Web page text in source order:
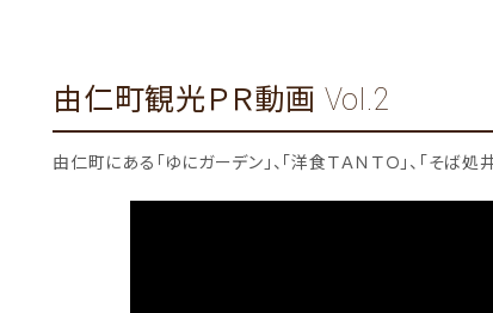
由仁町観光ＰＲ動画 Vol.2
由仁町にある「ゆにガーデン」、「洋食ＴＡＮＴＯ」、「そば処